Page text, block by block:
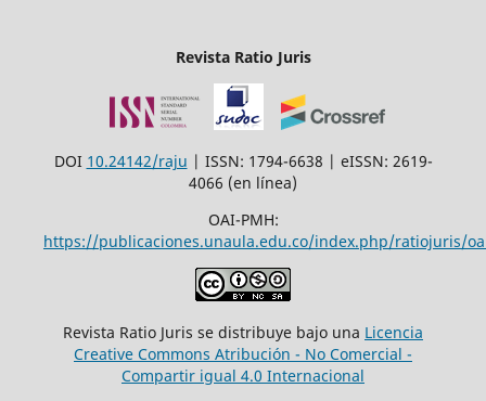
Revista Ratio Juris
DOI 10.24142/raju | ISSN: 1794-6638 | eISSN: 2619-
4066 (en línea)
OAI-PMH:
https://publicaciones.unaula.edu.co/index.php/ratiojuris/
Revista Ratio Juris se distribuye bajo una Licencia
Creative Commons Atribución - No Comercial -
Compartir igual 4.0 Internacional